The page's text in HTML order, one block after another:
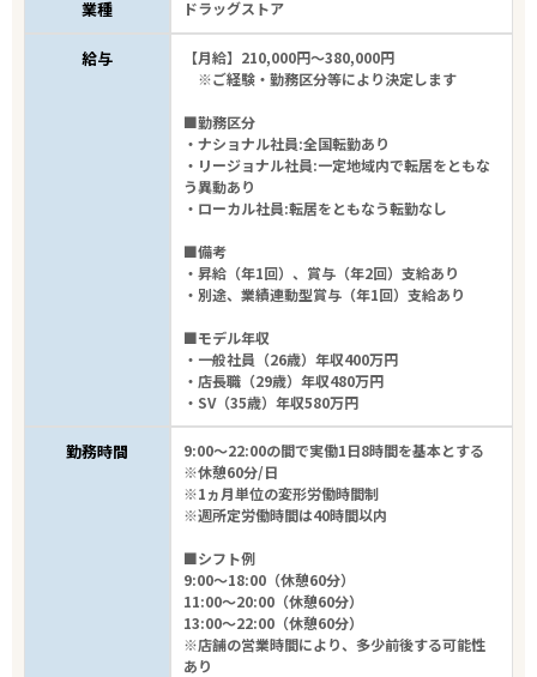
業種 ドラッグストア
給与
【月給】210,000円～380,000円
※ご経験・勤務区分等により決定します
■勤務区分
・ナショナル社員:全国転勤あり
・リージョナル社員:一定地域内で転居をともな
う異動あり
・ローカル社員:転居をともなう転勤なし
■備考
・昇給（年1回）、賞与（年2回）支給あり
・別途、業績連動型賞与（年1回）支給あり
■モデル年収
・一般社員（26歳）年収400万円
・店長職（29歳）年収480万円
・SV（35歳）年収580万円
勤務時間
9:00～22:00の間で実働1日8時間を基本とする
※休憩60分/日
※1ヵ月単位の変形労働時間制
※週所定労働時間は40時間以内
■シフト例
9:00～18:00（休憩60分）
11:00～20:00（休憩60分）
13:00～22:00（休憩60分）
※店舗の営業時間により、多少前後する可能性
あり